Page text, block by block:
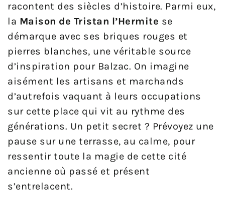
racontent des siècles d’histoire. Parmi eux,
la Maison de Tristan l’Hermite se
démarque avec ses briques rouges et
pierres blanches, une véritable source
d’inspiration pour Balzac. On imagine
aisément les artisans et marchands
d’autrefois vaquant à leurs occupations
sur cette place qui vit au rythme des
générations. Un petit secret ? Prévoyez une
pause sur une terrasse, au calme, pour
ressentir toute la magie de cette cité
ancienne où passé et présent
s’entrelacent.